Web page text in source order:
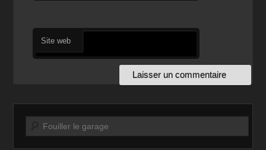
Site web
Recherche